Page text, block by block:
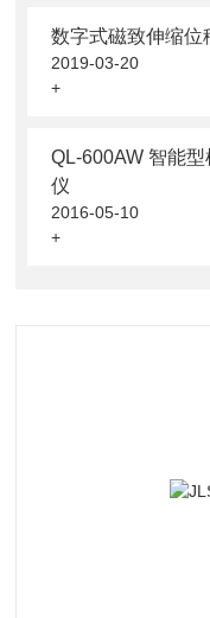
数字式磁致伸缩位
2019-03-20
+
QL-600AW 智能
仪
2016-05-10
+